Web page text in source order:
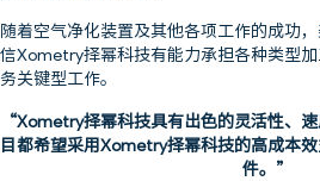
随着空气净化装置及其他各项工作的成功
信Xometry择幂科技有能力承担各种类型
务关键型工作。
“Xometry择幂科技具有出色的灵活性、
目都希望采用Xometry择幂科技的高成本
件。”